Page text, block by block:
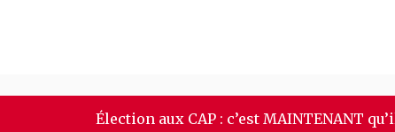
Élection aux CAP : c’est MAINTENANT